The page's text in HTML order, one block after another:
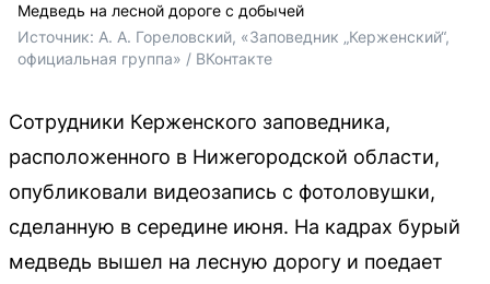
Медведь на лесной дороге с добычей
Источник: А. А. Гореловский, «Заповедник „Керженский“,
официальная группа» / ВКонтакте
Сотрудники Керженского заповедника,
расположенного в Нижегородской области,
опубликовали видеозапись с фотоловушки,
сделанную в середине июня. На кадрах бурый
медведь вышел на лесную дорогу и поедает